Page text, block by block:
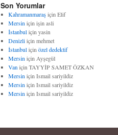
Son Yorumlar
Kahramanmaraşiçin Elif
Mersin için işin asli
İstanbuliçin yasin
Denizliiçin mehmet
İstanbuliçin özel dedektif
Mersin için Ayşegül
Van için TAYYİP SAMET ÖZKAN
Mersin için Ismail sariyildiz
Mersin için Ismail sariyildiz
Mersin için Ismail sariyildiz